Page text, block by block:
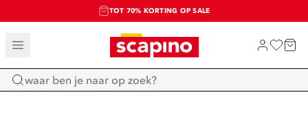
TOT 70% KORTING OP SALE
SALE: LAATSTE KANS!
SHOP NIEUW
Home